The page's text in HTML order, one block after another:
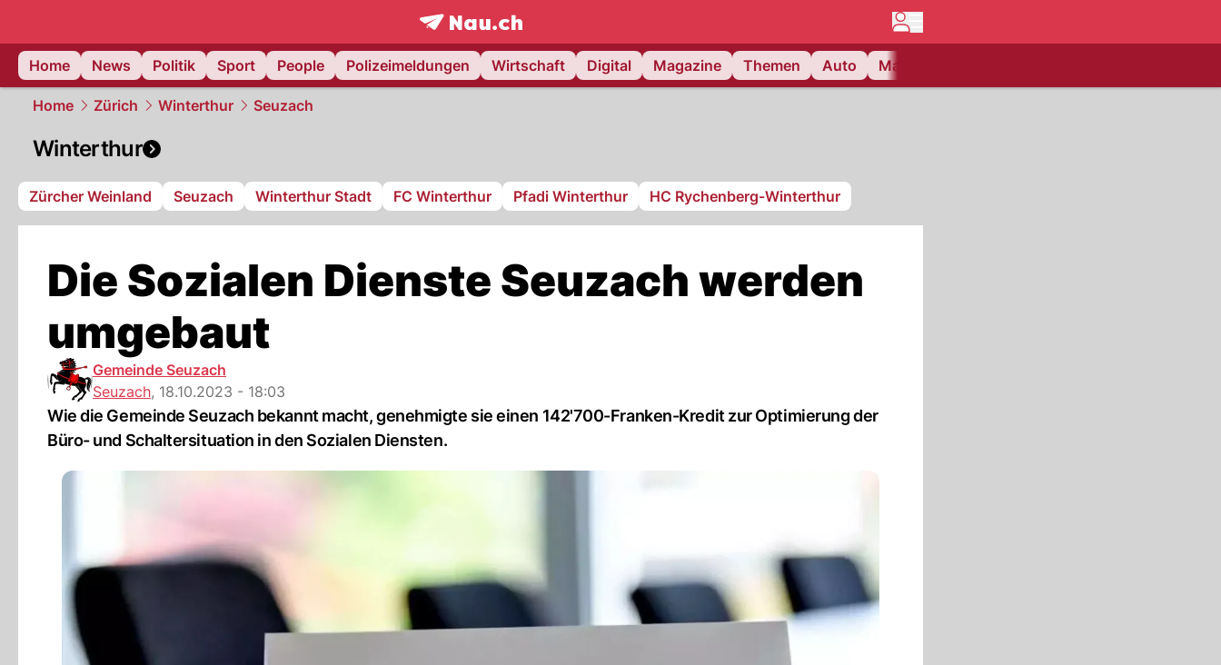
frontpage.NAU.ch
Home
News Politik Sport People Polizeimeldungen Wirtschaft Digital Magazine Themen Auto Matchcenter
Home Zürich Winterthur Seuzach
Winterthur
Zürcher Weinland Seuzach Winterthur Stadt FC Winterthur Pfadi Winterthur HC Rychenberg-Winterthur
Die Sozialen Dienste Seuzach werden
umgebaut
Gemeinde Seuzach
Seuzach, 18.10.2023 - 18:03
Wie die Gemeinde Seuzach bekannt macht, genehmigte sie einen 142'700-Franken-Kredit zur Optimierung der
Büro- und Schaltersituation in den Sozialen Diensten.